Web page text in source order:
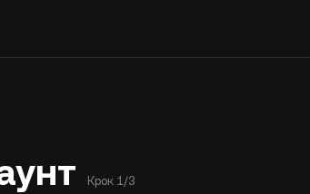
Крок 1/3